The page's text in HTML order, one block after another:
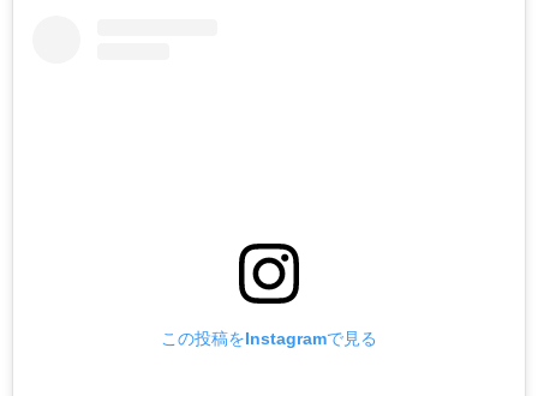
この投稿をInstagramで見る